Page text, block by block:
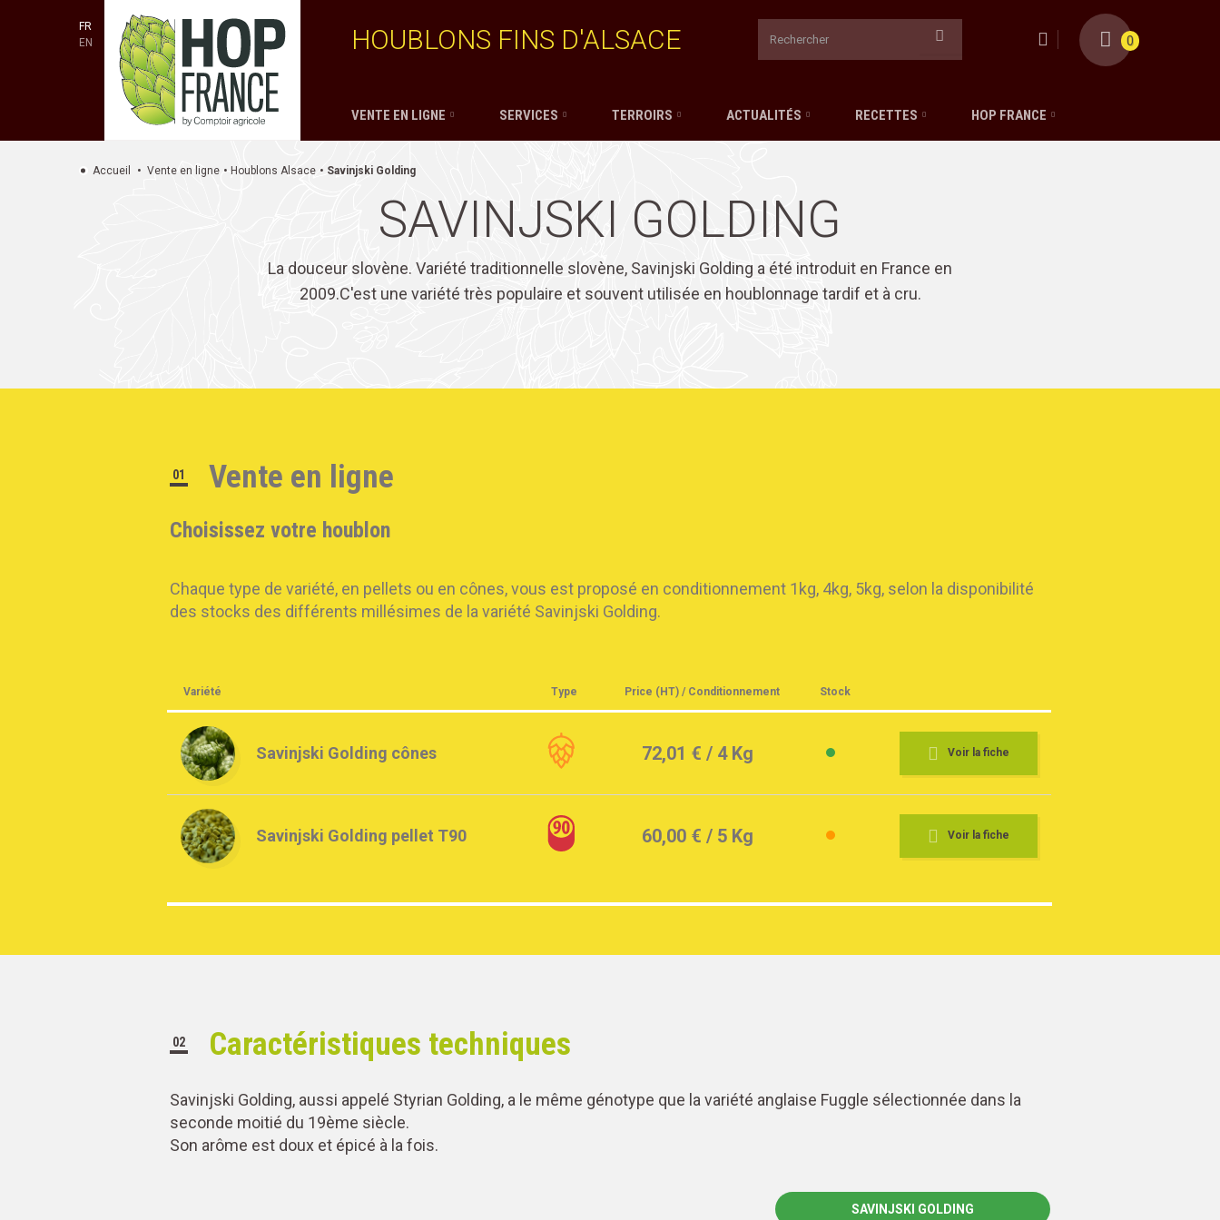
FR
EN
HOUBLONS FINS D'ALSACE 0
VENTE EN LIGNE SERVICES TERROIRS ACTUALITÉS RECETTES HOP FRANCE
Accueil Vente en ligne Houblons Alsace Savinjski Golding
SAVINJSKI GOLDING
La douceur slovène. Variété traditionnelle slovène, Savinjski Golding a été introduit en France en
2009.C'est une variété très populaire et souvent utilisée en houblonnage tardif et à cru.
01 Vente en ligne
Choisissez votre houblon
Chaque type de variété, en pellets ou en cônes, vous est proposé en conditionnement 1kg, 4kg, 5kg, selon la disponibilité
des stocks des différents millésimes de la variété Savinjski Golding.
Variété Type Price (HT) / Conditionnement Stock
Savinjski Golding cônes 72,01 € / 4 Kg Voir la fiche
Savinjski Golding pellet T90 60,00 € / 5 Kg Voir la fiche
02 Caractéristiques techniques
Savinjski Golding, aussi appelé Styrian Golding, a le même génotype que la variété anglaise Fuggle sélectionnée dans la
seconde moitié du 19ème siècle.
Son arôme est doux et épicé à la fois.
SAVINJSKI GOLDING